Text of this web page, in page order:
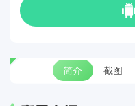
简介 截图